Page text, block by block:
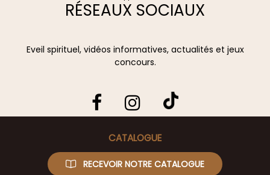
RÉSEAUX SOCIAUX
Eveil spirituel, vidéos informatives, actualités et jeux
concours.
CATALOGUE
RECEVOIR NOTRE CATALOGUE